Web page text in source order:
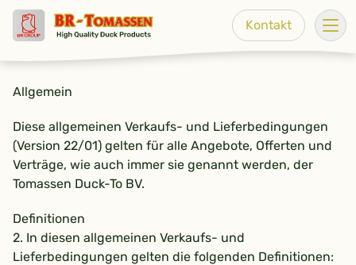
Go to content
Kontakt
Allgemein
Diese allgemeinen Verkaufs- und Lieferbedingungen
(Version 22/01) gelten für alle Angebote, Offerten und
Verträge, wie auch immer sie genannt werden, der
Tomassen Duck-To BV.
Definitionen
2. In diesen allgemeinen Verkaufs- und
Lieferbedingungen gelten die folgenden Definitionen: